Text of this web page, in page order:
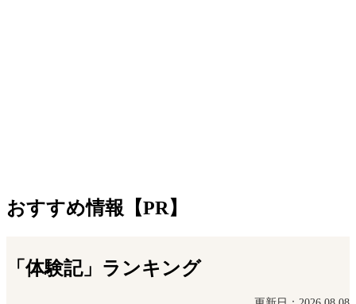
おすすめ情報【PR】
「体験記」ランキング